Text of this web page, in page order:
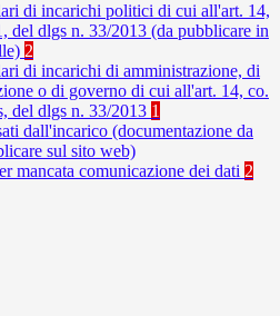
di incarichi politici di cui all'art. 14,
del dlgs n. 33/2013 (da pubblicare in
2
di incarichi di amministrazione, di
o di governo di cui all'art. 14, co.
del dlgs n. 33/2013 1
dall'incarico (documentazione da
sul sito web)
mancata comunicazione dei dati 2